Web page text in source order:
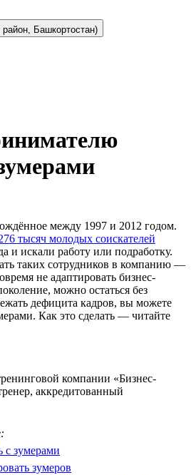
Башкортостан)
между 1997 и 2012 годом.
тысяч молодых соискателей
и искали работу или подработку.
таких сотрудников в компанию —
не адаптировать бизнес-
можно остаться без
дефицита кадров, вы можете
Как это сделать — читайте
компании «Бизнес-
аккредитованный
с зумерами
зумеров